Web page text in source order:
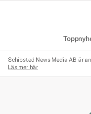
Schibsted News Media AB är
Läs mer här